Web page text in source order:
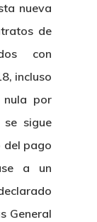
nueva
de
con
incluso
por
sigue
del pago
a un
General